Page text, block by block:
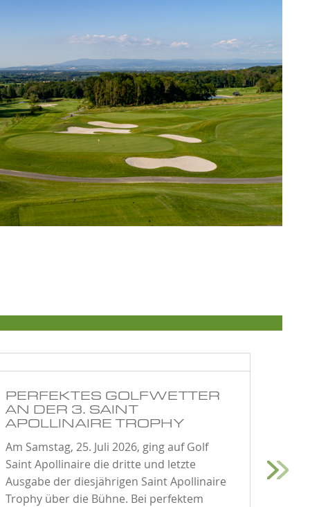
PERFEKTES GOLFWETTER
AN DER 3. SAINT
APOLLINAIRE TROPHY
Am Samstag, 25. Juli 2026, ging auf Golf
Saint Apollinaire die dritte und letzte
Ausgabe der diesjährigen Saint Apollinaire
Trophy über die Bühne. Bei perfektem
11.